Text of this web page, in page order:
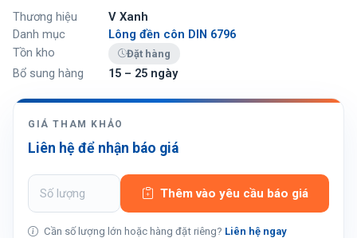
Thương hiệu
V Xanh
Danh mục
Lông đền côn DIN 6796
Tồn kho
Đặt hàng
Bổ sung hàng 15 – 25 ngày
GIÁ THAM KHẢO
Liên hệ để nhận báo giá
Thêm vào yêu cầu báo giá
Cần số lượng lớn hoặc hàng đặt riêng? Liên hệ ngay